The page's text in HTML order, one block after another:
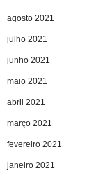
agosto 2021
julho 2021
junho 2021
maio 2021
abril 2021
março 2021
fevereiro 2021
janeiro 2021